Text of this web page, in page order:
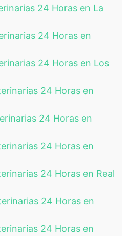
24 Horas en La
24 Horas en
24 Horas en Los
24 Horas en
24 Horas en
24 Horas en
24 Horas en Real
24 Horas en
24 Horas en